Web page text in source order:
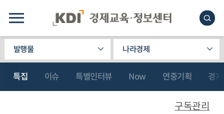
발행물 나라경제
특집 이슈 특별인터뷰 Now 연중기획 경
구독관리